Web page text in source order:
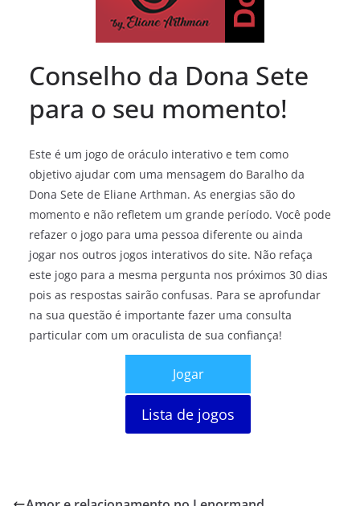
Conselho da Dona Sete
para o seu momento!
Este é um jogo de oráculo interativo e tem como
objetivo ajudar com uma mensagem do Baralho da
Dona Sete de Eliane Arthman. As energias são do
momento e não refletem um grande período. Você pode
refazer o jogo para uma pessoa diferente ou ainda
jogar nos outros jogos interativos do site. Não refaça
este jogo para a mesma pergunta nos próximos 30 dias
pois as respostas sairão confusas. Para se aprofundar
na sua questão é importante fazer uma consulta
particular com um oraculista de sua confiança!
Jogar
Lista de jogos